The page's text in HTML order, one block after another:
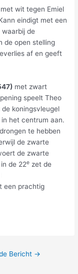
met wit tegen Emiel
eindigt met een
de
de open stelling
af en geeft
met zwart
speelt Theo
koningsvleugel
het centrum aan.
te hebben
de zwarte
de zwarte
de 22e zet de
een prachtig
Bericht →